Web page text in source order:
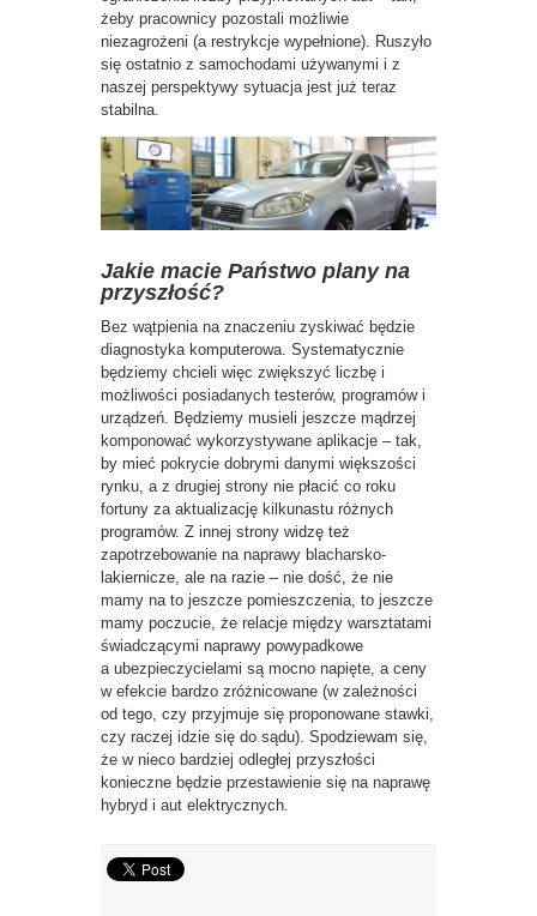
żeby pracownicy pozostali możliwie
niezagrożeni (a restrykcje wypełnione). Ruszyło
się ostatnio z samochodami używanymi i z
naszej perspektywy sytuacja jest już teraz
stabilna.
Jakie macie Państwo plany na
przyszłość?
Bez wątpienia na znaczeniu zyskiwać będzie
diagnostyka komputerowa. Systematycznie
będziemy chcieli więc zwiększyć liczbę i
możliwości posiadanych testerów, programów i
urządzeń. Będziemy musieli jeszcze mądrzej
komponować wykorzystywane aplikacje – tak,
by mieć pokrycie dobrymi danymi większości
rynku, a z drugiej strony nie płacić co roku
fortuny za aktualizację kilkunastu różnych
programów. Z innej strony widzę też
zapotrzebowanie na naprawy blacharsko-
lakiernicze, ale na razie – nie dość, że nie
mamy na to jeszcze pomieszczenia, to jeszcze
mamy poczucie, że relacje między warsztatami
świadczącymi naprawy powypadkowe
a ubezpieczycielami są mocno napięte, a ceny
w efekcie bardzo zróżnicowane (w zależności
od tego, czy przyjmuje się proponowane stawki,
czy raczej idzie się do sądu). Spodziewam się,
że w nieco bardziej odległej przyszłości
konieczne będzie przestawienie się na naprawę
hybryd i aut elektrycznych.